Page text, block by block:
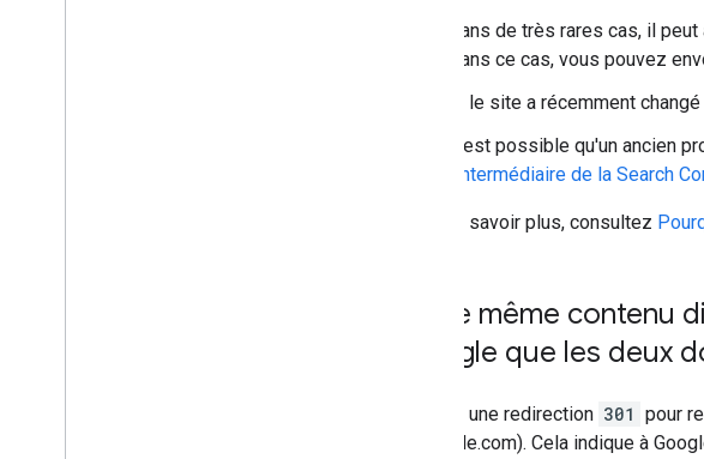
Dans de très rares cas, il
Dans ce cas, vous pouvez
Si le site a récemment
Il est possible qu'un ancien
l'intermédiaire de la Search
Pour en savoir plus, consultez
J'ai le même contenu
Google que les deux
Utilisez une redirection 301 pour
(example.com). Cela indique à